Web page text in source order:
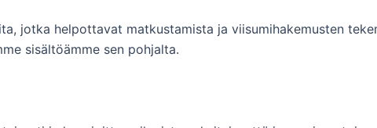
jotka helpottavat matkustamista ja viisumihakemusten
sisältöämme sen pohjalta.